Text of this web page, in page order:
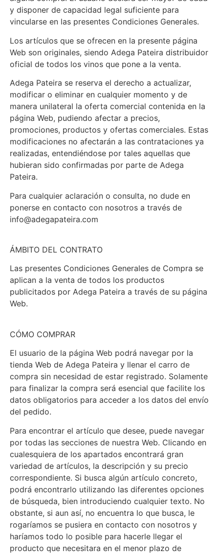
y disponer de capacidad legal suficiente para
vincularse en las presentes Condiciones Generales.
Los artículos que se ofrecen en la presente página
Web son originales, siendo Adega Pateira distribuidor
oficial de todos los vinos que pone a la venta.
Adega Pateira se reserva el derecho a actualizar,
modificar o eliminar en cualquier momento y de
manera unilateral la oferta comercial contenida en la
página Web, pudiendo afectar a precios,
promociones, productos y ofertas comerciales. Estas
modificaciones no afectarán a las contrataciones ya
realizadas, entendiéndose por tales aquellas que
hubieran sido confirmadas por parte de Adega
Pateira.
Para cualquier aclaración o consulta, no dude en
ponerse en contacto con nosotros a través de
info@adegapateira.com
ÁMBITO DEL CONTRATO
Las presentes Condiciones Generales de Compra se
aplican a la venta de todos los productos
publicitados por Adega Pateira a través de su página
Web.
CÓMO COMPRAR
El usuario de la página Web podrá navegar por la
tienda Web de Adega Pateira y llenar el carro de
compra sin necesidad de estar registrado. Solamente
para finalizar la compra será esencial que facilite los
datos obligatorios para acceder a los datos del envío
del pedido.
Para encontrar el artículo que desee, puede navegar
por todas las secciones de nuestra Web. Clicando en
cualesquiera de los apartados encontrará gran
variedad de artículos, la descripción y su precio
correspondiente. Si busca algún artículo concreto,
podrá encontrarlo utilizando las diferentes opciones
de búsqueda, bien introduciendo cualquier texto. No
obstante, si aun así, no encuentra lo que busca, le
rogaríamos se pusiera en contacto con nosotros y
haríamos todo lo posible para hacerle llegar el
producto que necesitara en el menor plazo de